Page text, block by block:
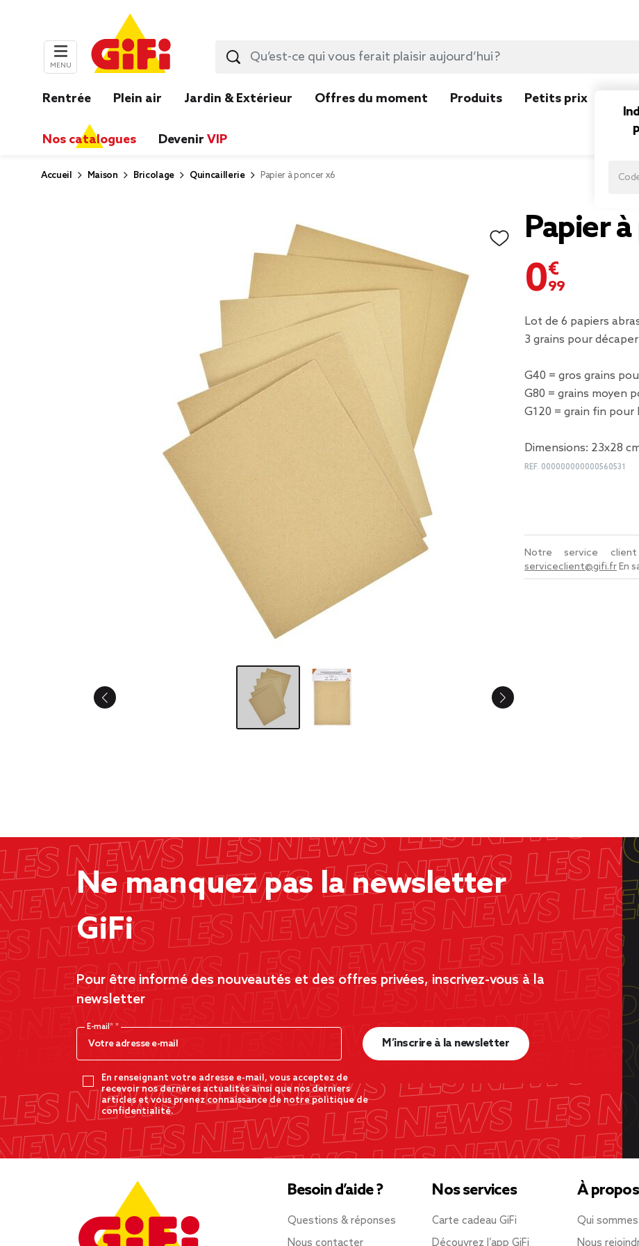
MENU
Rentrée Plein air Jardin & Extérieur Offres du moment Produits Petits prix
Nos catalogues Devenir VIP
Accueil Maison Bricolage Quincaillerie Papier à poncer x6
Papier
0,99 €
Lot de 6 papiers
3 grains pour
G40 = gros grains
G80 = grains moyen
G120 = grain fin pour
Dimensions: 23x28
REF. 000000000000560531
Notre service
serviceclient@gifi.frEn
Ne manquez pas la newsletter
GiFi
Pour être informé des nouveautés et des offres privées, inscrivez-vous à la
newsletter
E-mail*
En renseignant votre adresse e-mail, vous acceptez de
recevoir nos dernères actualités ainsi que nos derniers
articles et vous prenez connaissance de notre politique de
confidentialité.
M’inscrire à la newsletter
Besoin d’aide ?
Questions & réponses
Nous contacter
Nos services
Carte cadeau GiFi
Découvrez l’app GiFi
À
Qui
Nous